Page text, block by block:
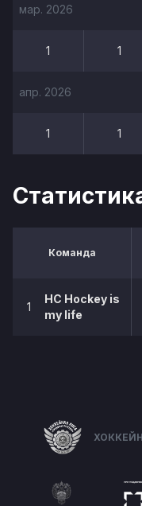
мар. 2026
1 1
апр. 2026
1 1
Команда
1
НС Hockey is
my life